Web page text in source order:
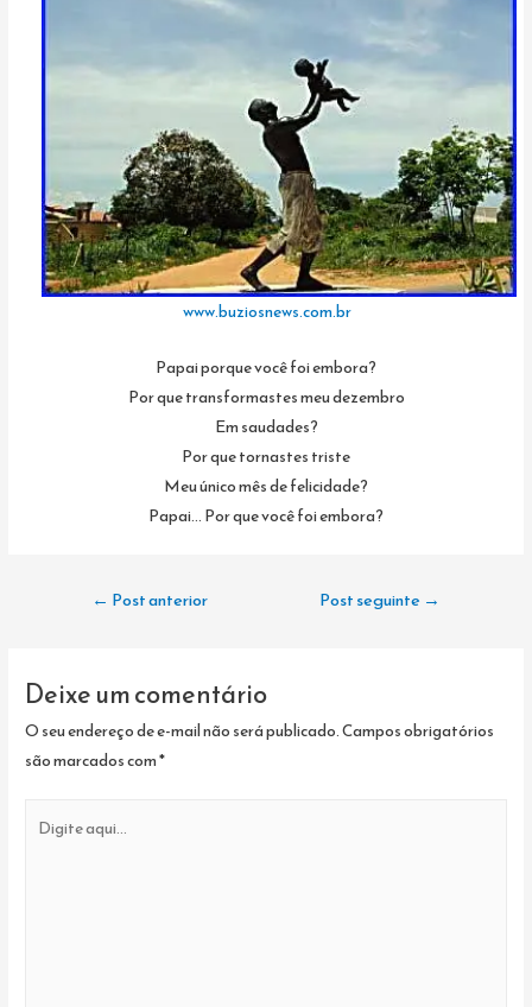
www.buziosnews.com.br
Papai porque você foi embora?
Por que transformastes meu dezembro
Em saudades?
Por que tornastes triste
Meu único mês de felicidade?
Papai… Por que você foi embora?
Navegação
Post
← Post anterior Post seguinte →
Deixe um comentário
O seu endereço de e-mail não será publicado.Campos obrigatórios
são marcados com*
aqui...